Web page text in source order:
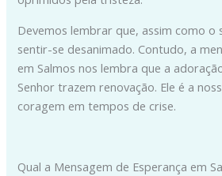
Devemos lembrar que, assim como o
sentir-se desanimado. Contudo, a
em Salmos nos lembra que a
Senhor trazem renovação. Ele é a
coragem em tempos de crise.
Qual a Mensagem de Esperança em